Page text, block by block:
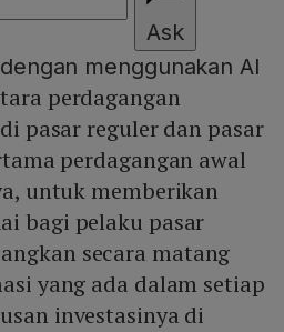
Ask
menggunakan AI
perdagangan
pasar reguler dan pasar
perdagangan awal
untuk memberikan
bagi pelaku pasar
secara matang
yang ada dalam setiap
investasinya di